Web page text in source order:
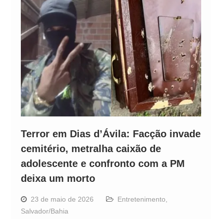
Terror em Dias d’Ávila: Facção invade
cemitério, metralha caixão de
adolescente e confronto com a PM
deixa um morto
23 de maio de 2026 Entretenimento,
Salvador/Bahia